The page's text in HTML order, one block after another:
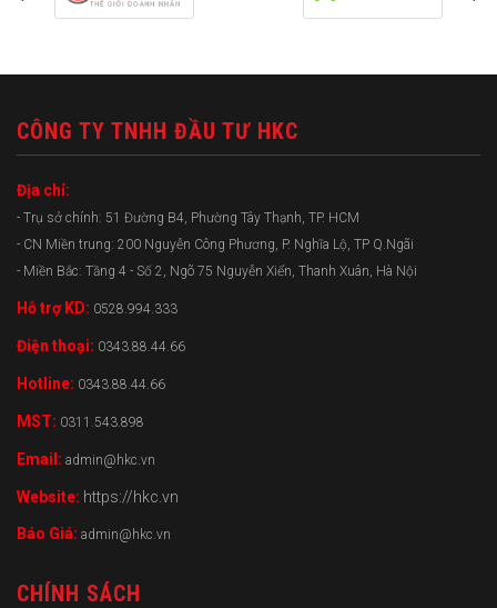
CÔNG TY TNHH ĐẦU TƯ HKC
Địa chỉ:
- Trụ sở chính: 51 Đường B4, Phường Tây Thạnh, TP. HCM
- CN Miền trung: 200 Nguyễn Công Phương, P. Nghĩa Lộ, TP Q.Ngãi
- Miền Bắc: Tầng 4 - Số 2, Ngõ 75 Nguyễn Xiển, Thanh Xuân, Hà Nội
Hỗ trợ KD: 0528.994.333
Điện thoại: 0343.88.44.66
Hotline: 0343.88.44.66
MST: 0311.543.898
Email: admin@hkc.vn
Website: https://hkc.vn
Báo Giá: admin@hkc.vn
CHÍNH SÁCH